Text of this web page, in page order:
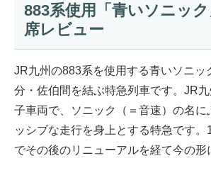
883系使用「青いソニッ
席レビュー
JR九州の883系を使用する青いソニッ
分・佐伯間を結ぶ特急列車です。JR
子車両で、ソニック（＝音速）の名に
ッシブな走行を身上とする特急です。
でその後のリニューアルを経て今の形